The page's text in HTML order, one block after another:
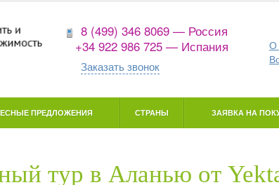
8 (499) 346 8069 — Россия
+34 922 986 725 — Испания
Заказать звонок
О
ПРЕДЛОЖЕНИЯ СТРАНЫ ЗАЯВКА НА
тур в Аланью от